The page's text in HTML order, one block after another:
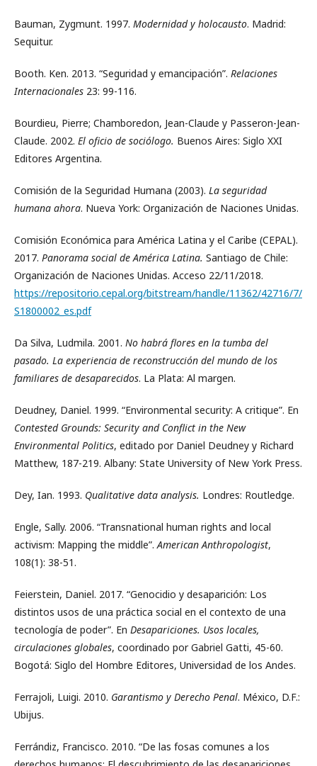
Bauman, Zygmunt. 1997. Modernidad y holocausto. Madrid:
Sequitur.
Booth. Ken. 2013. “Seguridad y emancipación”. Relaciones
Internacionales 23: 99-116.
Bourdieu, Pierre; Chamboredon, Jean-Claude y Passeron-Jean-
Claude. 2002. El oficio de sociólogo. Buenos Aires: Siglo XXI
Editores Argentina.
Comisión de la Seguridad Humana (2003). La seguridad
humana ahora. Nueva York: Organización de Naciones Unidas.
Comisión Económica para América Latina y el Caribe (CEPAL).
2017. Panorama social de América Latina. Santiago de Chile:
Organización de Naciones Unidas. Acceso 22/11/2018.
https://repositorio.cepal.org/bitstream/handle/11362/42716/7/
S1800002_es.pdf
Da Silva, Ludmila. 2001. No habrá flores en la tumba del
pasado. La experiencia de reconstrucción del mundo de los
familiares de desaparecidos. La Plata: Al margen.
Deudney, Daniel. 1999. “Environmental security: A critique”. En
Contested Grounds: Security and Conflict in the New
Environmental Politics, editado por Daniel Deudney y Richard
Matthew, 187-219. Albany: State University of New York Press.
Dey, Ian. 1993. Qualitative data analysis. Londres: Routledge.
Engle, Sally. 2006. “Transnational human rights and local
activism: Mapping the middle”.American Anthropologist,
108(1): 38-51.
Feierstein, Daniel. 2017. “Genocidio y desaparición: Los
distintos usos de una práctica social en el contexto de una
tecnología de poder”. En Desapariciones. Usos locales,
circulaciones globales, coordinado por Gabriel Gatti, 45-60.
Bogotá: Siglo del Hombre Editores, Universidad de los Andes.
Ferrajoli, Luigi. 2010. Garantismo y Derecho Penal. México, D.F.:
Ubijus.
Ferrándiz, Francisco. 2010. “De las fosas comunes a los